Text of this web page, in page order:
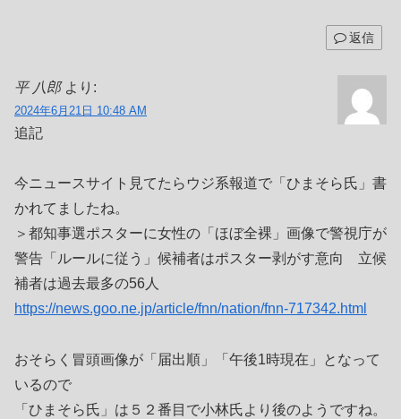
返信
平 八郎 より:
2024年6月21日 10:48 AM
追記
今ニュースサイト見てたらウジ系報道で「ひまそら氏」書
かれてましたね。
＞都知事選ポスターに女性の「ほぼ全裸」画像で警視庁が
警告「ルールに従う」候補者はポスター剥がす意向 立候
補者は過去最多の56人
https://news.goo.ne.jp/article/fnn/nation/fnn-717342.html
おそらく冒頭画像が「届出順」「午後1時現在」となって
いるので
「ひまそら氏」は５２番目で小林氏より後のようですね。